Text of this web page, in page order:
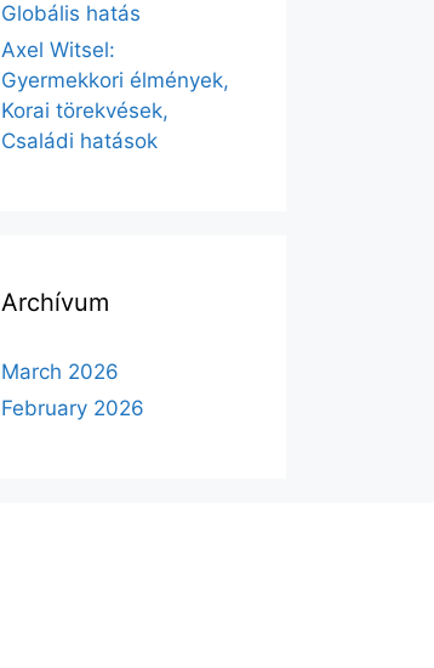
Globális hatás
Axel Witsel:
Gyermekkori élmények,
Korai törekvések,
Családi hatások
Archívum
March 2026
February 2026